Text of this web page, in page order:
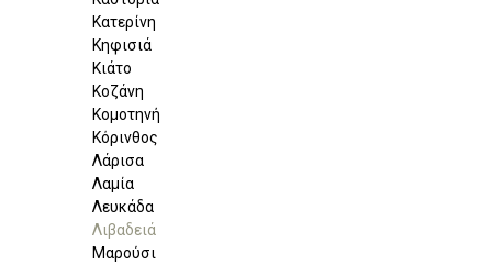
Κατερίνη
Κηφισιά
Κιάτο
Κοζάνη
Κομοτηνή
Κόρινθος
Λάρισα
Λαμία
Λευκάδα
Λιβαδειά
Μαρούσι